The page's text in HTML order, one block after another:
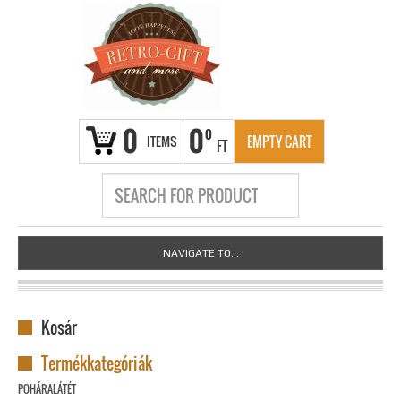
0 ITEMS 00
FT EMPTY CART
NAVIGATE TO...
Kosár
Termékkategóriák
POHÁRALÁTÉT